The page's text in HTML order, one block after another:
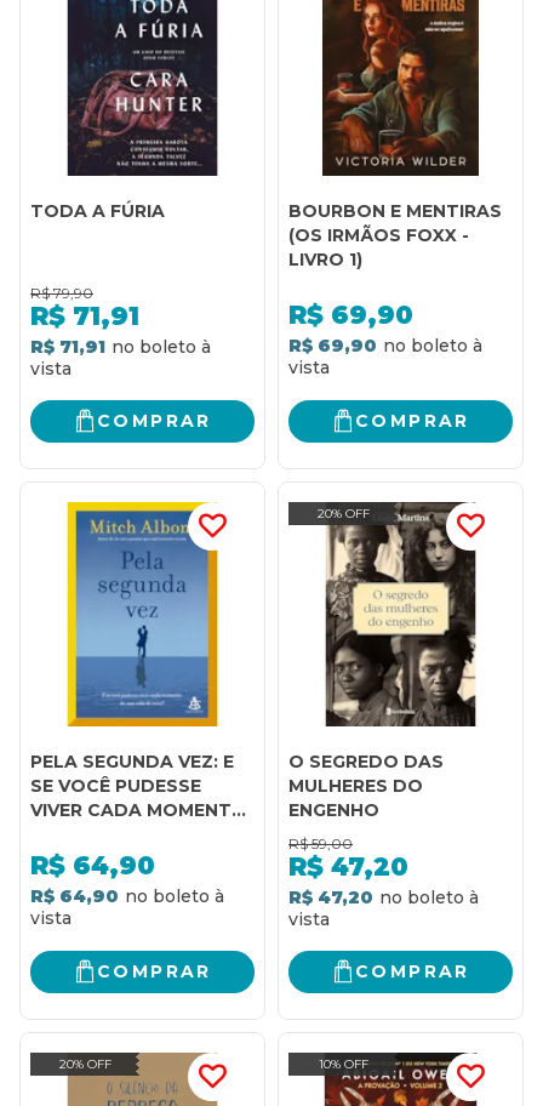
TODA A FÚRIA
R$ 79,90
R$ 71,91
R$ 71,91
COMPRAR
BOURBON E MENTIRAS
(OS IRMÃOS FOXX -
LIVRO 1)
R$ 69,90
R$ 69,90
COMPRAR
PELA SEGUNDA VEZ: E
SE VOCÊ PUDESSE
VIVER CADA MOMENTO
R$ 64,90
R$ 64,90
COMPRAR
20% OFF
O SEGREDO DAS
MULHERES DO
ENGENHO
R$ 59,00
R$ 47,20
R$ 47,20
COMPRAR
20% OFF 10% OFF